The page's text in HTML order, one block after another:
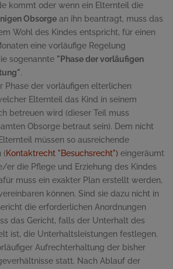
kommt oder wenn ein Elternteil die
Obsorge an ihn beantragt, muss das
Wohl des Kindes entspricht, für einen
eine vorläufige Regelung
sogenannte "Phase der vorläufigen
.
Phase der vorläufigen elterlichen
Elternteil das Kind in seinem
betreuen wird (dieser Teil muss
Obsorge betraut sein). Dem nicht
müssen so ausreichende
(Kontaktrecht "Besuchsrecht") eingeräumt
er die Pflege und Erziehung des Kindes
muss ein exakter Plan erstellt werden,
können. Sind sie dazu nicht in
die erforderlichen Anordnungen
das Gericht, falls der Unterhalt des
ist, die Unterhaltsleistungen festlegen.
Aufrechterhaltung der bisher
statt. Nach Ablauf der